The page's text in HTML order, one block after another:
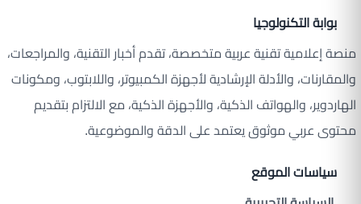
بوابة التكنولوجيا
منصة إعلامية تقنية عربية متخصصة، تقدم أخبار التقنية، والمراجعات،
والمقارنات، والأدلة الإرشادية لأجهزة الكمبيوتر، واللابتوب، ومكونات
الهاردوير، والهواتف الذكية، والأجهزة الذكية، مع الالتزام بتقديم
محتوى عربي موثوق يعتمد على الدقة والموضوعية.
سياسات الموقع